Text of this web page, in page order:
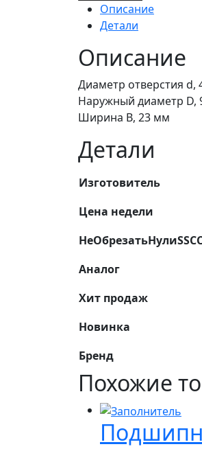
6308
/P6
(6-
308)
PLAST,
BBC-
R
Описание
Детали
Описание
Диаметр отверстия d,
Наружный диаметр D,
Ширина B, 23 мм
Детали
Изготовитель
Цена недели
Аналог
Хит продаж
Новинка
Бренд
Похожие